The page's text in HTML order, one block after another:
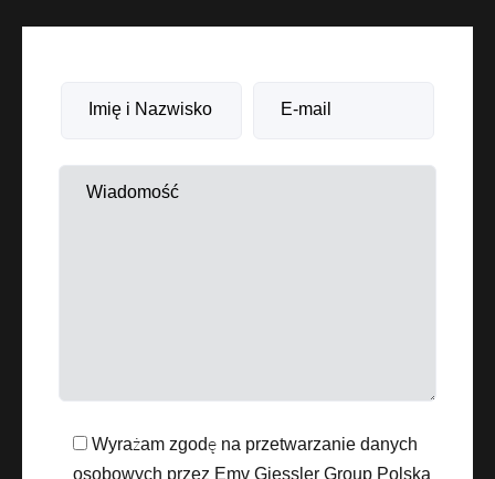
Wyrażam zgodę na przetwarzanie danych
osobowych przez Emv Giessler Group Polska